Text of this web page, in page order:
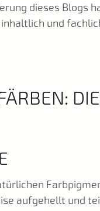
dieses Blogs
und
aufgehellt und